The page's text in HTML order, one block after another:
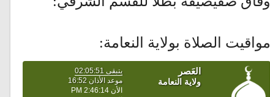
مواقيت الصلاة بولاية النعامة: